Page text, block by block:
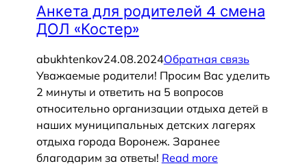
Анкета для родителей 4 смена
ДОЛ «Костер»
abukhtenkov24.08.2024Обратная связь
Уважаемые родители! Просим Вас уделить
2 минуты и ответить на 5 вопросов
относительно организации отдыха детей в
наших муниципальных детских лагерях
отдыха города Воронеж. Заранее
благодарим за ответы! Read more